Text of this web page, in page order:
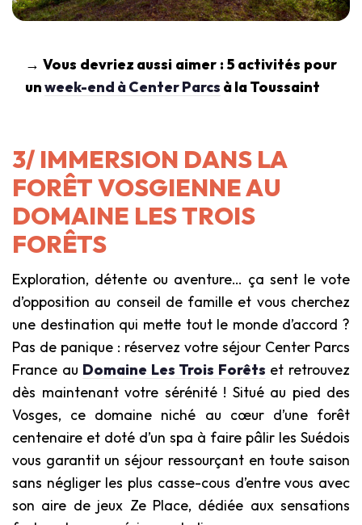
→ Vous devriez aussi aimer : 5 activités pour
unweek-end à Center Parcs à la Toussaint
3/ IMMERSION DANS LA
FORÊT VOSGIENNE AU
DOMAINE LES TROIS
FORÊTS
Exploration, détente ou aventure… ça sent le vote
d’opposition au conseil de famille et vous cherchez
une destination qui mette tout le monde d’accord ?
Pas de panique : réservez votre séjour Center Parcs
France au Domaine Les Trois Forêts et retrouvez
dès maintenant votre sérénité ! Situé au pied des
Vosges, ce domaine niché au cœur d’une forêt
centenaire et doté d’un spa à faire pâlir les Suédois
vous garantit un séjour ressourçant en toute saison
sans négliger les plus casse-cous d’entre vous avec
son aire de jeux Ze Place, dédiée aux sensations